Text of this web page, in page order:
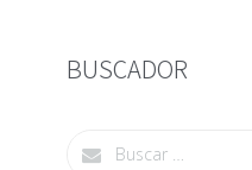
BUSCADOR